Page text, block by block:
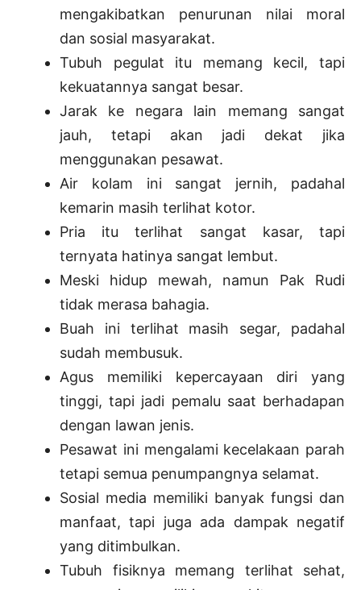
mengakibatkan penurunan nilai moral
dan sosial masyarakat.
Tubuh pegulat itu memang kecil, tapi
kekuatannya sangat besar.
Jarak ke negara lain memang sangat
jauh, tetapi akan jadi dekat jika
menggunakan pesawat.
Air kolam ini sangat jernih, padahal
kemarin masih terlihat kotor.
Pria itu terlihat sangat kasar, tapi
ternyata hatinya sangat lembut.
Meski hidup mewah, namun Pak Rudi
tidak merasa bahagia.
Buah ini terlihat masih segar, padahal
sudah membusuk.
Agus memiliki kepercayaan diri yang
tinggi, tapi jadi pemalu saat berhadapan
dengan lawan jenis.
Pesawat ini mengalami kecelakaan parah
tetapi semua penumpangnya selamat.
Sosial media memiliki banyak fungsi dan
manfaat, tapi juga ada dampak negatif
yang ditimbulkan.
Tubuh fisiknya memang terlihat sehat,